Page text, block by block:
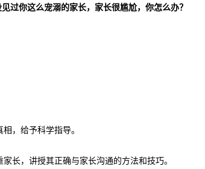
过你这么宠溺的家长，家长很尴尬，你怎么办？
相，给予科学指导。
家长，讲授其正确与家长沟通的方法和技巧。